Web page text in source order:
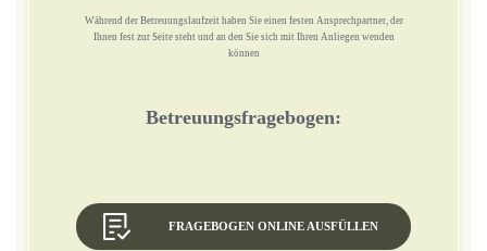
Während der Betreuungslaufzeit haben Sie einen festen Ansprechpartner, der
Ihnen fest zur Seite steht und an den Sie sich mit Ihren Anliegen wenden
können
Betreuungsfragebogen:
FRAGEBOGEN ONLINE AUSFÜLLEN